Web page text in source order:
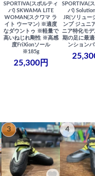
SPORTIVA(スポルティ
バ) SKWAMA LITE
WOMAN(スクワマ ラ
イト ウーマン) ※適度
なダウントゥ ※軽量で
高いねじれ剛性 ※高感
度FriXionソール
※185g
25,300円
SPORTIVA(
バ)
JR(ソリュー
ンプ ジュニ
ニア特化モ
期の足に最
ンション
3 4